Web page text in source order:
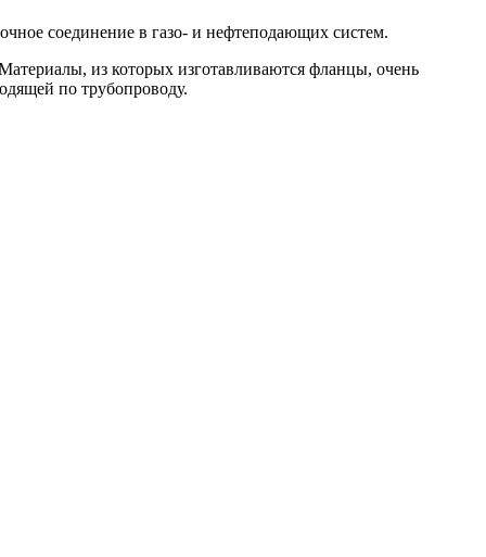
соединение в газо- и нефтеподающих систем.
из которых изготавливаются фланцы, очень
по трубопроводу.